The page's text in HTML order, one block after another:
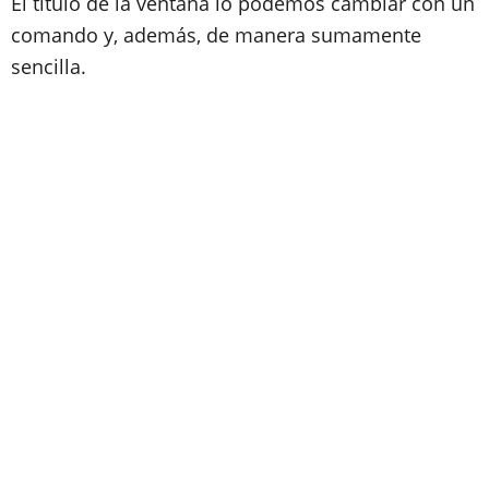
comando y, además, de manera sumamente
sencilla.